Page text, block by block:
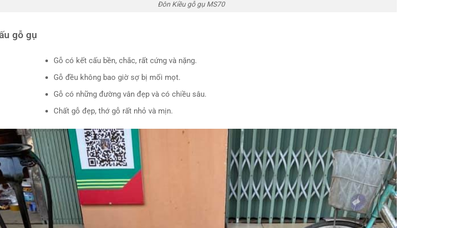
Đôn Kiều gỗ gụ MS70
gỗ gụ
Gỗ có kết cấu bền, chắc, rất cứng và nặng.
Gỗ đều không bao giờ sợ bị mối mọt.
Gỗ có những đường vân đẹp và có chiều sâu.
Chất gỗ đẹp, thớ gỗ rất nhỏ và mịn.